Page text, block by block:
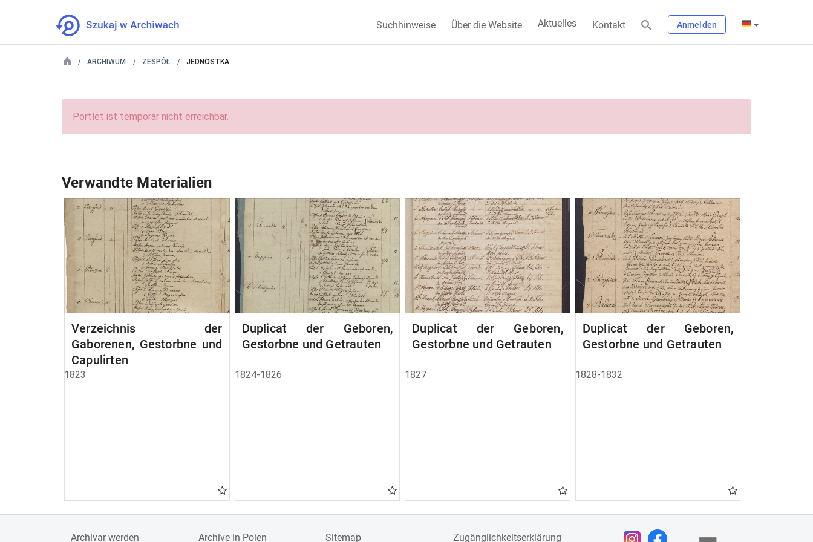
Suchhinweise Über die Website Aktuelles Kontakt Anmelden
ARCHIWUM ZESPÓŁ JEDNOSTKA
Portlet ist temporär nicht erreichbar.
Verwandte Materialien
Verzeichnis der
Gaborenen, Gestorbne und
Capulirten
1823
Duplicat der Geboren,
Gestorbne und Getrauten
1824-1826
Duplicat der Geboren,
Gestorbne und Getrauten
1827
Duplicat der Geboren,
Gestorbne und Getrauten
1828-1832
Archivar werden Archive in Polen Sitemap Zugänglichkeitserklärung